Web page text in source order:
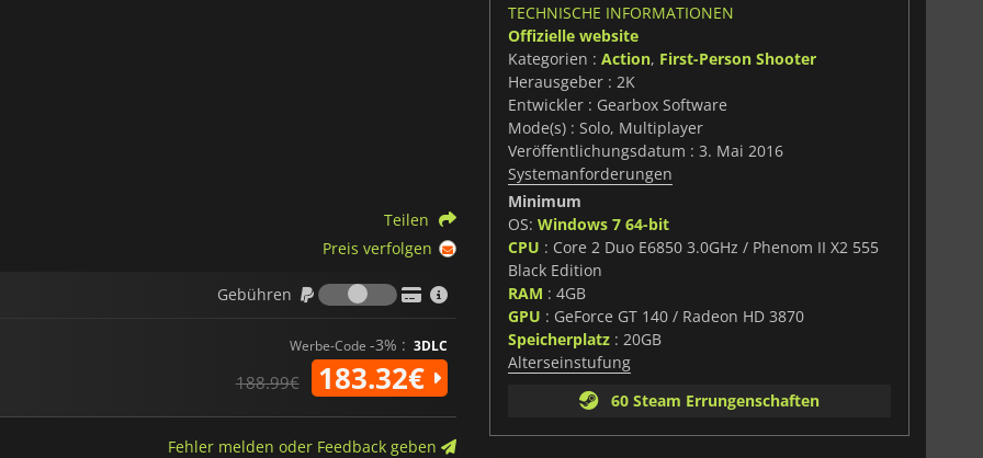
Teilen
Preis verfolgen
Gebühren
Gebühren
Werbe-Code -3% : 3DLC
188.99€ 183.32€
Fehler melden oder Feedback geben
TECHNISCHE INFORMATIONEN
Offizielle website
Kategorien : Action, First-Person Shooter
Herausgeber : 2K
Entwickler : Gearbox Software
Mode(s) : Solo, Multiplayer
Veröffentlichungsdatum : 3. Mai 2016
Systemanforderungen
Minimum
OS: Windows 7 64-bit
CPU : Core 2 Duo E6850 3.0GHz / Phenom II X2 555
Black Edition
RAM : 4GB
GPU : GeForce GT 140 / Radeon HD 3870
Speicherplatz: 20GB
Alterseinstufung
60 Steam Errungenschaften